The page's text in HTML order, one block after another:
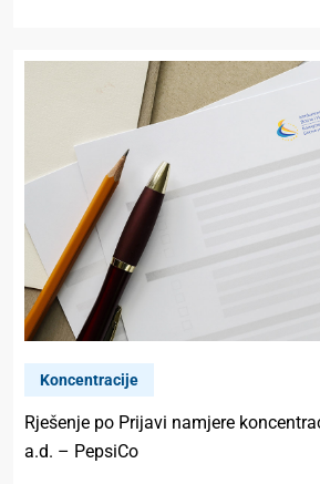
Koncentracije
Rješenje po Prijavi namjere
a.d. – PepsiCo